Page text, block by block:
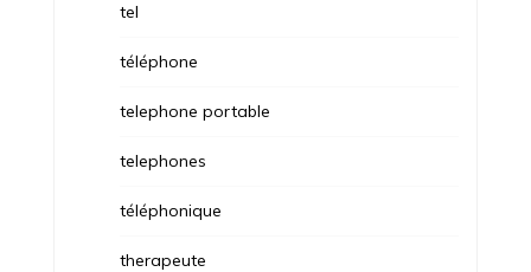
tel
téléphone
telephone portable
telephones
téléphonique
therapeute